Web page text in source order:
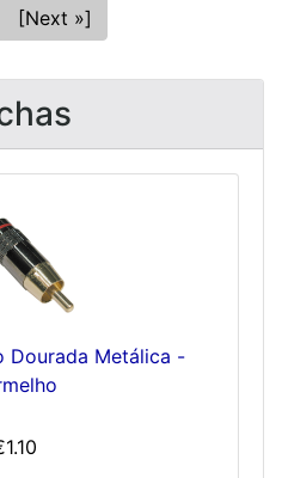
[Next »]
Dourada Metálica -